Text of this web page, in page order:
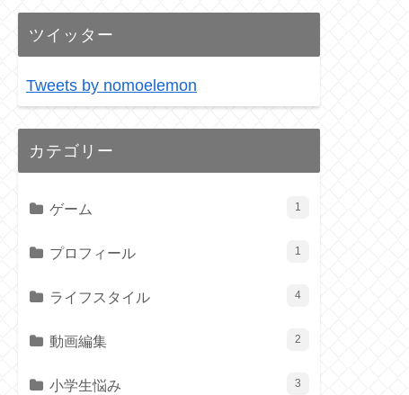
ツイッター
Tweets by nomoelemon
カテゴリー
ゲーム 1
プロフィール 1
ライフスタイル 4
動画編集 2
小学生悩み 3